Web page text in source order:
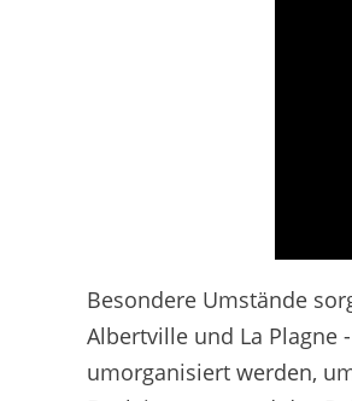
Besondere Umstände
Albertville und La Plagne
umorganisiert werden,